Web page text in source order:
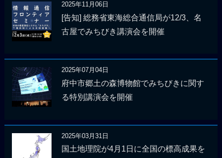
2025年11月06日
[告知] 総務省東海総合通信局が12/3、名
古屋でみちびき講演会を開催
2025年07月04日
府中市郷土の森博物館でみちびきに関す
る特別講演会を開催
2025年03月31日
国土地理院が4月1日に全国の標高成果を